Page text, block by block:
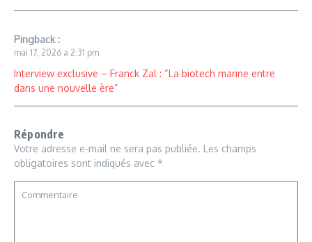
Pingback :
mai 17, 2026 a 2:31 pm
Interview exclusive – Franck Zal : “La biotech marine entre
dans une nouvelle ère”
Répondre
Votre adresse e-mail ne sera pas publiée. Les champs
obligatoires sont indiqués avec *